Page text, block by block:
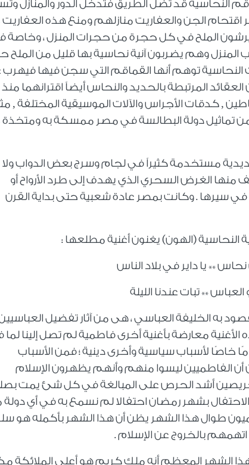
النحاسية قد تضل الطريق فتدخل الدور والمنازل
الجن والعفاريت منازلهم ومنع هذه
يرشون الملح في كل حجرة من حجرات المنزل ، وخاصة
المنزل وهم يضربون آنية نحاسية بها قليل من الملح
النحاسية توهم أنها القماقم التي سجن فيها
المرتبطة بالحديد والنحاس أيضاً اقترانهما منذ
, كدقات الأجراس والآلات الموسيقية المختلفة ,
من تماثيل دولة البطالسة في مصر ممسكة به ومتخذة
مستخدمة كثيراً في لجام وسرج بعض الدواب ولا
الغرض السحري الذي يهدف إلى طرد الأرواح أو
في سيرها . وكانت بمصر عادة شعبية حتى بداية القرن
النحاسية (الهون) يغنون أغنية مطلعها :
** يا داير في بلاد الناس
** تبات عندنا الليلة
به الخليفة العباسي ، هى من آثار تفضيل
معارضة بأغنية أخرى فاطمية لم تصل إلينا لما
خاصًا لأسباب سياسية وأخرى دينية ؛ فمن الأسباب
الفاطميين ليسوا منهم وأنهم يظهرون الإسلام
حريصين أشد الحرص على المبالغة في كل شئ يمت
بشهر رمضان احتفالا لم نسمع به في أي
طوال هذا الشهر يظن أن هذا الشهر بأكمله هو
بالخروج عن الإسلام .
لهذا الشهر المعظم أنه ملك كريم هو أعلى الملائكة